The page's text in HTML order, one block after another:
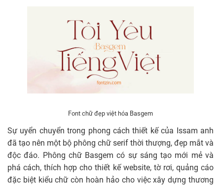
Font chữ đẹp việt hóa Basgem
Sự uyển chuyển trong phong cách thiết kế của Issam anh
đã tạo nên một bộ phông chữ serif thời thượng, đẹp mắt và
độc đáo. Phông chữ Basgem có sự sáng tạo mới mẻ và
phá cách, thích hợp cho thiết kế website, tờ rơi, quảng cáo
đặc biệt kiểu chữ còn hoàn hảo cho việc xây dựng thương